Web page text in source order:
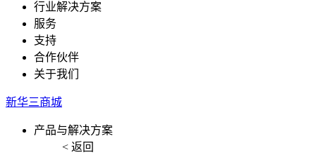
行业解决方案
服务
支持
合作伙伴
关于我们
新华三商城
产品与解决方案
< 返回